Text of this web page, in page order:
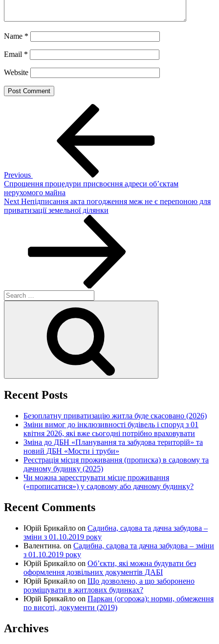
Name *
Email *
Website
Previous
Спрощення процедури присвоєння адреси об’єктам
нерухомого майна
Next
Post
Next Непідписання акта погодження меж не є перепоною для
приватизації земельної ділянки
Search
for:
Recent Posts
Безоплатну приватизацію житла буде скасовано (2026)
Зміни вимог до інклюзивності будівель і споруд з 01
квітня 2026, які вже сьогодні потрібно враховувати
Зміна до ДБН «Планування та забудова територій» та
новий ДБН «Мости і труби»
Реєстрація місця проживання (прописка) в садовому та
дачному будинку (2025)
Чи можна зареєструвати місце проживання
(«прописатися») у садовому або дачному будинку?
Recent Comments
Юрій Брикайло on Садибна, садова та дачна забудова –
зміни з 01.10.2019 року
Валентина. on Садибна, садова та дачна забудова – зміни
з 01.10.2019 року
Юрій Брикайло on Об’єкти, які можна будувати без
оформлення дозвільних документів ДАБІ
Юрій Брикайло on Що дозволено, а що заборонено
розміщувати в житлових будинках?
Юрій Брикайло on Паркан (огорожа): норми, обмеження
по висоті, документи (2019)
Archives